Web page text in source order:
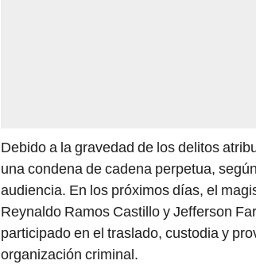
Debido a la gravedad de los delitos
una condena de cadena perpetua,
audiencia. En los próximos días, el
Reynaldo Ramos Castillo y Jefferson
participado en el traslado, custodia y
organización criminal.